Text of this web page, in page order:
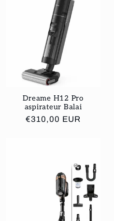
Dreame H12 Pro
aspirateur Balai
Prix
€310,00 EUR